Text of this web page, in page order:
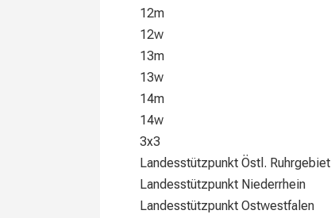
12m
12w
13m
13w
14m
14w
3x3
Landesstützpunkt Östl. Ruhrgebiet
Landesstützpunkt Niederrhein
Landesstützpunkt Ostwestfalen